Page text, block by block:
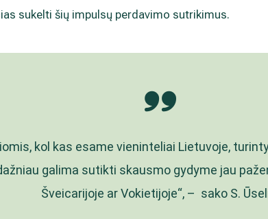
sukelti šių impulsų perdavimo sutrikimus.
kol kas esame vieninteliai Lietuvoje,
galima sutikti skausmo gydyme jau
Šveicarijoje ar Vokietijoje“, – sako S.